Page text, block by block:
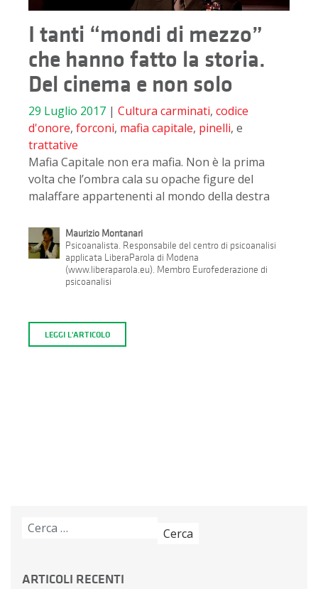
I tanti “mondi di mezzo”
che hanno fatto la storia.
Del cinema e non solo
29 Luglio 2017 | Cultura carminati, codice
d'onore, forconi, mafia capitale, pinelli, e
trattative
Mafia Capitale non era mafia. Non è la prima
volta che l’ombra cala su opache figure del
malaffare appartenenti al mondo della destra
Maurizio Montanari
Psicoanalista. Responsabile del centro di psicoanalisi
applicata LiberaParola di Modena
(www.liberaparola.eu). Membro Eurofederazione di
psicoanalisi
LEGGI L'ARTICOLO
Ricerca
ARTICOLI RECENTI